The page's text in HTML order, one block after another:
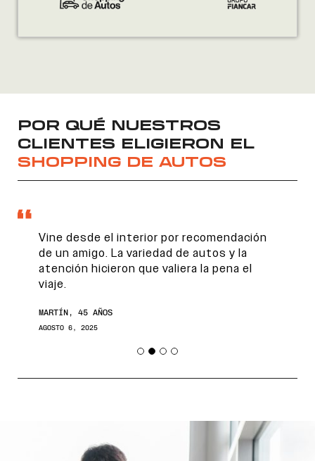
POR QUÉ NUESTROS
CLIENTES ELIGIERON EL
SHOPPING DE AUTOS
Vine desde el interior por recomendación
de un amigo. La variedad de autos y la
atención hicieron que valiera la pena el
viaje.
MARTÍN, 45 AÑOS
AGOSTO 6, 2025